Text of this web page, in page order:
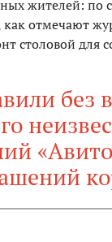
жителей: по
отмечают
столовой для
без